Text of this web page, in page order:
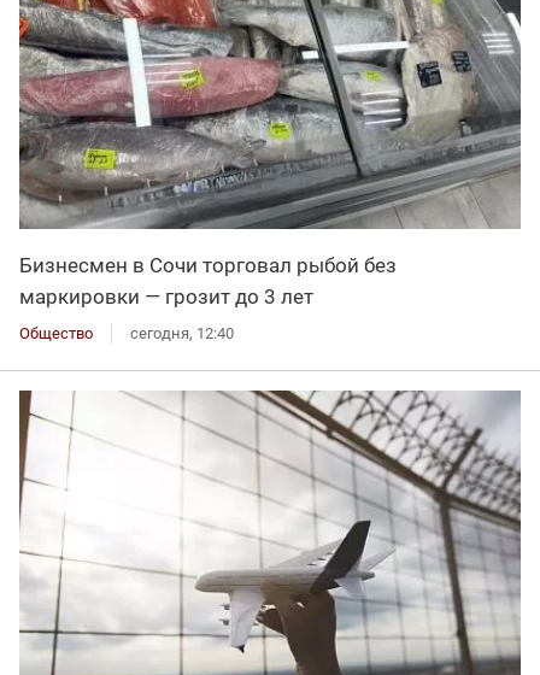
Бизнесмен в Сочи торговал рыбой без
маркировки — грозит до 3 лет
Общество сегодня, 12:40